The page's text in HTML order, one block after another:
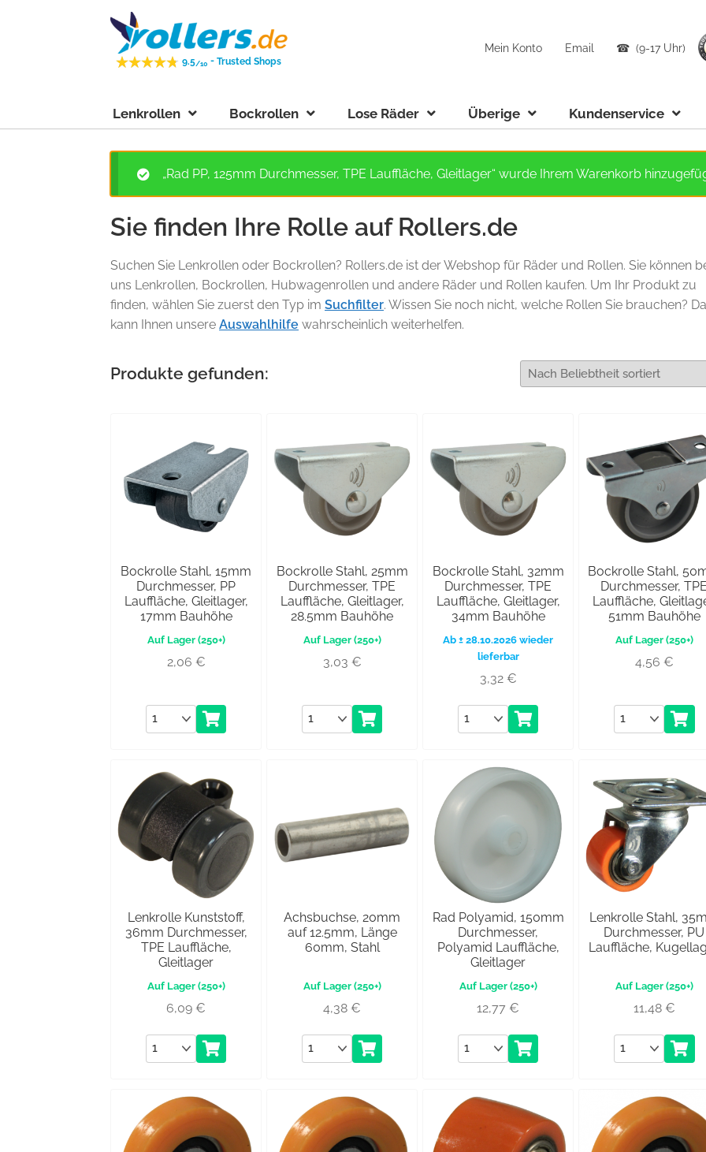
Zur
Navigation
springen
Zum
Inhalt
springen
9.5/10 -Trusted Shops
Mein Konto Email ☎ (9-17 Uhr)
Lenkrollen Bockrollen Lose Räder Überige Kundenservice
„Rad PP, 125mm Durchmesser, TPE Lauffläche, Gleitlager“ wurde Ihrem Warenkorb
Sie finden Ihre Rolle auf Rollers.de
Suchen Sie Lenkrollen oder Bockrollen? Rollers.de ist der Webshop für Räder und Rollen. Sie können
uns Lenkrollen, Bockrollen, Hubwagenrollen und andere Räder und Rollen kaufen. Um Ihr Produkt zu
finden, wählen Sie zuerst den Typ imSuchfilter. Wissen Sie noch nicht, welche Rollen Sie brauchen?
kann Ihnen unsereAuswahlhilfe wahrscheinlich weiterhelfen.
Produkte gefunden:
Bockrolle Stahl, 15mm
Durchmesser, PP
Lauffläche, Gleitlager,
17mm Bauhöhe
(250+)
2,06 €
Anzahl
Bockrolle Stahl, 25mm
Durchmesser, TPE
Lauffläche, Gleitlager,
28.5mm Bauhöhe
(250+)
3,03 €
Anzahl
Bockrolle Stahl, 32mm
Durchmesser, TPE
Lauffläche, Gleitlager,
34mm Bauhöhe
Ab ± 28.10.2026 wieder
lieferbar
3,32 €
Anzahl
Bockrolle Stahl,
Durchmesser,
Lauffläche,
51mm Bauhöhe
(250+)
4,56 €
Anzahl
Lenkrolle Kunststoff,
36mm Durchmesser,
TPE Lauffläche,
Gleitlager
(250+)
6,09€
Anzahl
Achsbuchse, 20mm
auf 12.5mm, Länge
60mm, Stahl
(250+)
4,38€
Anzahl
Rad Polyamid, 150mm
Durchmesser,
Polyamid Lauffläche,
Gleitlager
(250+)
12,77€
Anzahl
Lenkrolle Stahl,
Durchmesser, PU
Lauffläche,
(250+)
11,48 €
Anzahl